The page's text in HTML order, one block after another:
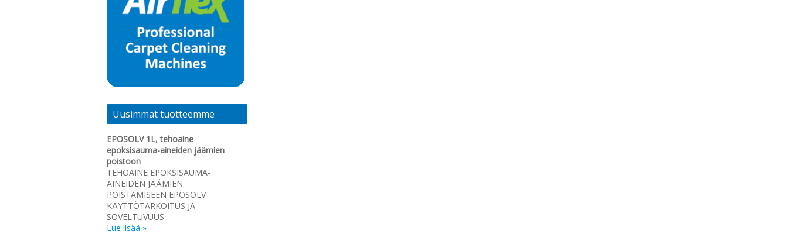
Uusimmat tuotteemme
EPOSOLV 1L, tehoaine
epoksisauma-aineiden jäämien
poistoon
TEHOAINE EPOKSISAUMA-
AINEIDEN JÄÄMIEN
POISTAMISEEN EPOSOLV
KÄYTTÖTARKOITUS JA
SOVELTUVUUS
Lue lisää »